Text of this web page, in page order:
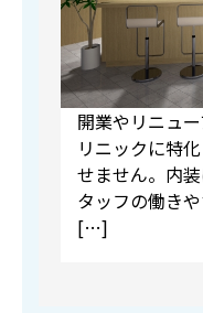
開業やリニュ
リニックに特
せません。内
タッフの働き
[…]